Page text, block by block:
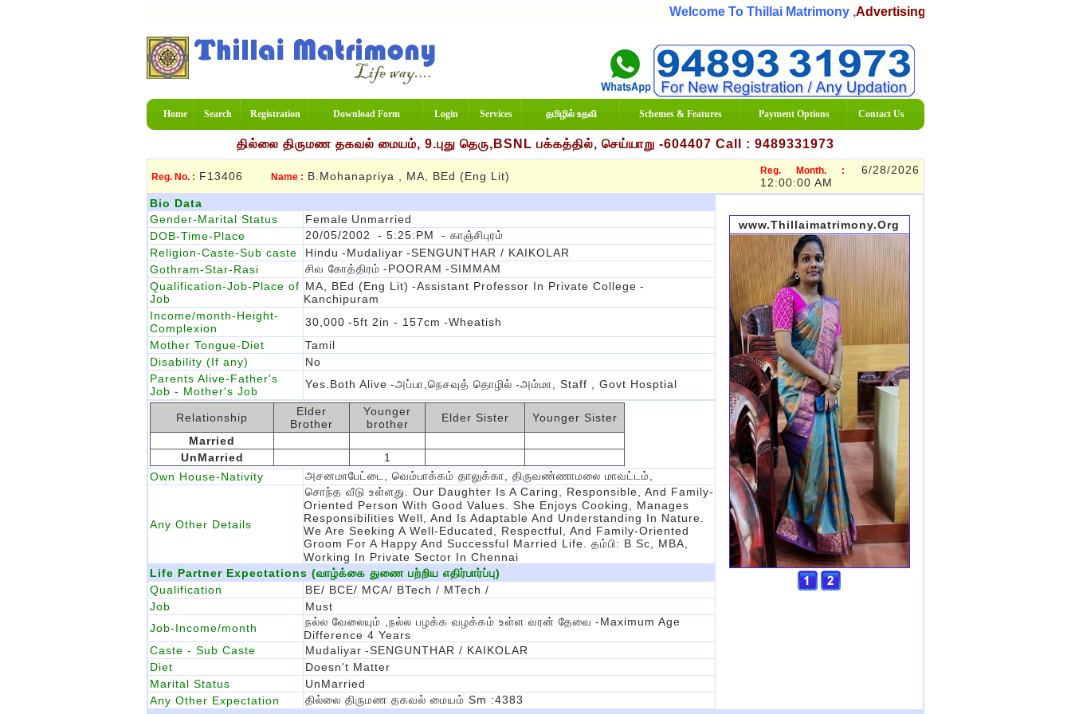
Welcome To Thillai Matrimony ,Advertising Matrimony Services
Home Search Registration Download Form Login Services தமிழில் உதவி Schemes & Features Payment Options Contact Us
தில்லை திருமண தகவல் மையம், 9.புது தெரு,BSNL பக்கத்தில், செய்யாறு -604407 Call : 9489331973
Reg. No. : F13406 Name : B.Mohanapriya , MA, BEd (Eng Lit) Reg. Month. :
6/28/2026
12:00:00 AM
Bio Data
Gender-Marital Status
Female Unmarried
DOB-Time-Place
20/05/2002 - 5:25:PM
- காஞ்சிபுரம்
Religion-Caste-Sub caste
Hindu -Mudaliyar -SENGUNTHAR / KAIKOLAR
Gothram-Star-Rasi
சிவ கோத்திரம் -POORAM -SIMMAM
Qualification-Job-Place of
Job
MA, BEd (Eng Lit) -Assistant Professor In Private College -
Kanchipuram
Income/month-Height-
Complexion
30,000 -5ft 2in - 157cm -Wheatish
Mother Tongue-Diet
Tamil
Disability (If any)
No
Parents Alive-Father's
Job - Mother's Job
Yes.Both Alive -அப்பா,நெசவுத் தொழில் -அம்மா, Staff , Govt Hosptial
Relationship
Elder
Brother
Younger
brother
Elder Sister
Younger Sister
Married
UnMarried
1
Own House-Nativity
அசனமாபேட்டை, வெம்பாக்கம் தாலுக்கா, திருவண்ணாமலை மாவட்டம்,
Any Other Details
சொந்த வீடு உள்ளது. Our Daughter Is A Caring, Responsible, And Family-
Oriented Person With Good Values. She Enjoys Cooking, Manages
Responsibilities Well, And Is Adaptable And Understanding In Nature.
We Are Seeking A Well-Educated, Respectful, And Family-Oriented
Groom For A Happy And Successful Married Life. தம்பி: B Sc, MBA,
Working In Private Sector In Chennai
Life Partner Expectations (வாழ்க்கை துணை பற்றிய எதிர்பார்ப்பு)
Qualification
BE/ BCE/ MCA/ BTech / MTech /
Job
Must
Job-Income/month
நல்ல வேலையும் ,நல்ல பழக்க வழக்கம் உள்ள வரன் தேவை -maximum Age
Difference 4 Years
Caste - Sub Caste
Mudaliyar -SENGUNTHAR / KAIKOLAR
Diet
Doesn't Matter
Marital Status
UnMarried
Any Other Expectation
தில்லை திருமண தகவல் மையம் Sm :4383
www.Thillaimatrimony.Org